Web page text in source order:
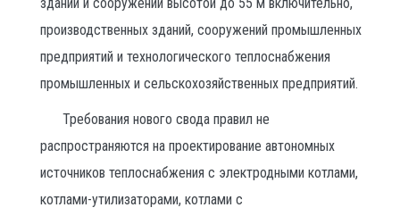
производственных зданий, сооружений промышленных
предприятий и технологического теплоснабжения
промышленных и сельскохозяйственных предприятий.
Требования нового свода правил не
распространяются на проектирование автономных
источников теплоснабжения с электродными котлами,
котлами-утилизаторами, котлами с